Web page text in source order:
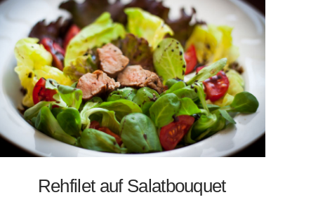
Rehfilet auf Salatbouquet